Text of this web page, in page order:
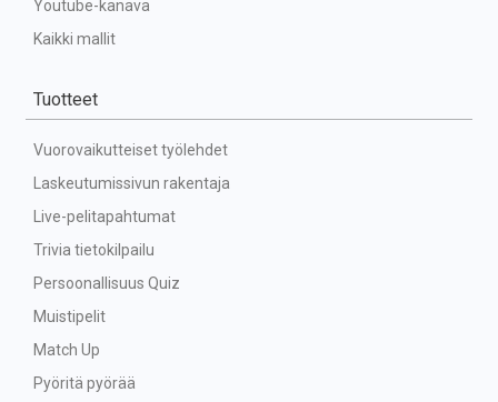
Youtube-kanava
Kaikki mallit
Tuotteet
Vuorovaikutteiset työlehdet
Laskeutumissivun rakentaja
Live-pelitapahtumat
Trivia tietokilpailu
Persoonallisuus Quiz
Muistipelit
Match Up
Pyöritä pyörää